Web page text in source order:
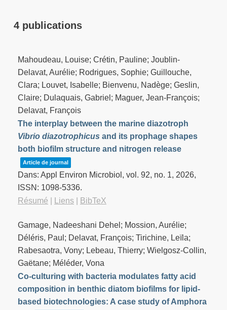
4 publications
Mahoudeau, Louise; Crétin, Pauline; Joublin-
Delavat, Aurélie; Rodrigues, Sophie; Guillouche,
Clara; Louvet, Isabelle; Bienvenu, Nadège; Geslin,
Claire; Dulaquais, Gabriel; Maguer, Jean-François;
Delavat, François
The interplay between the marine diazotroph
Vibrio diazotrophicus and its prophage shapes
both biofilm structure and nitrogen release
Article de journal
Dans: Appl Environ Microbiol, vol. 92, no. 1, 2026,
ISSN: 1098-5336.
Résumé
Liens BibTeX
Gamage, Nadeeshani Dehel; Mossion, Aurélie;
Déléris, Paul; Delavat, François; Tirichine, Leïla;
Rabesaotra, Vony; Lebeau, Thierry; Wielgosz-Collin,
Gaëtane; Méléder, Vona
Co-culturing with bacteria modulates fatty acid
composition in benthic diatom biofilms for lipid-
based biotechnologies: A case study of Amphora